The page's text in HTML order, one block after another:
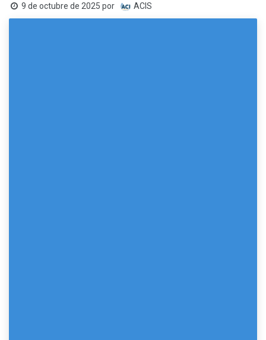
9 de octubre de 2025 por ACIS